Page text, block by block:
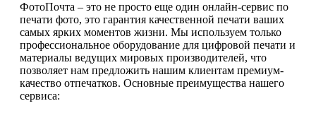
ФотоПочта – это не просто еще один онлайн-сервис по
печати фото, это гарантия качественной печати ваших
самых ярких моментов жизни. Мы используем только
профессиональное оборудование для цифровой печати и
материалы ведущих мировых производителей, что
позволяет нам предложить нашим клиентам премиум-
качество отпечатков. Основные преимущества нашего
сервиса: